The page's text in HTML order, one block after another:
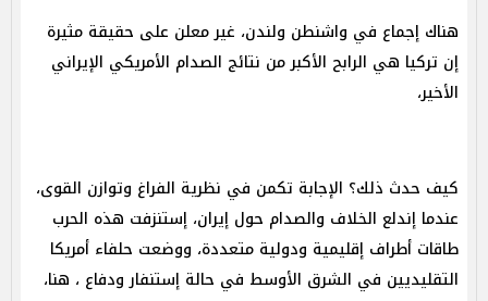
هناك إجماع في واشنطن ولندن، غير معلن على حقيقة مثيرة
إن تركيا هي الرابح الأكبر من نتائج الصدام الأمريكي الإيراني
الأخير،
كيف حدث ذلك؟ الإجابة تكمن في نظرية الفراغ وتوازن القوى،
عندما إندلع الخلاف والصدام حول إيران، إستنزفت هذه الحرب
طاقات أطراف إقليمية ودولية متعددة، ووضعت حلفاء أمريكا
التقليديين في الشرق الأوسط في حالة إستنفار ودفاع ، هنا،